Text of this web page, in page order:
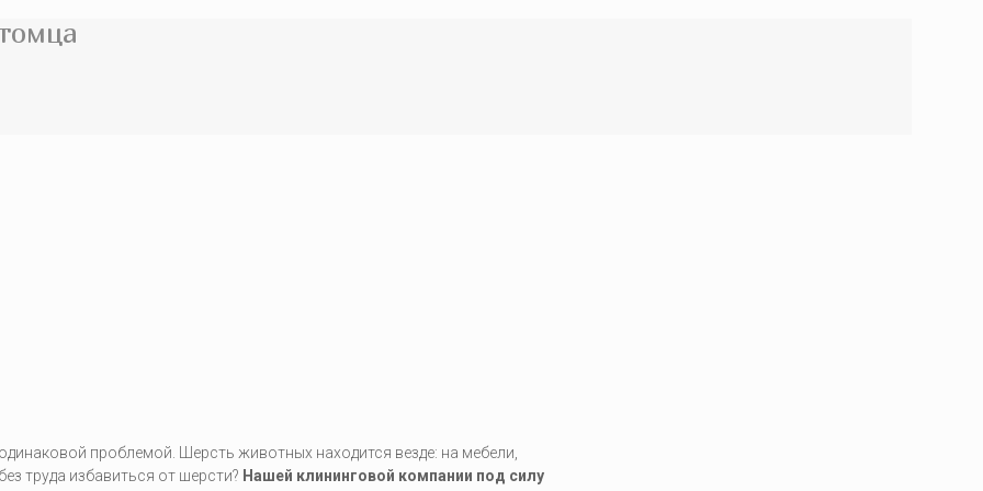
проблемой. Шерсть животных находится везде: на мебели,
труда избавиться от шерсти? Нашей клининговой компании под силу